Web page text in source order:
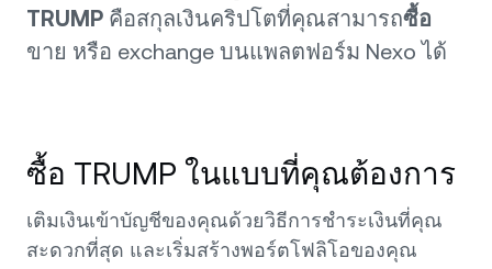
TRUMP คือสกุลเงินคริปโตที่คุณสามารถซื้อ
ขาย หรือ exchange บนแพลตฟอร์ม Nexo ได้
ซื้อ TRUMP ในแบบที่คุณต้องการ
เติมเงินเข้าบัญชีของคุณด้วยวิธีการชำระเงินที่คุณ
สะดวกที่สุด และเริ่มสร้างพอร์ตโฟลิโอของคุณ